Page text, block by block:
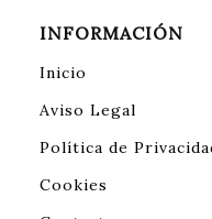
INFORMACIÓN
Inicio
Aviso Legal
Política de
Cookies